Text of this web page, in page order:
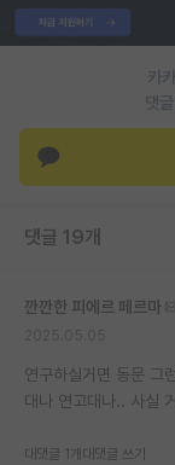
PI 전용 게시판
인문사회 계
특수/전문대학
반도체/AI 게
장학금/장학생
커리어
카
댓
댓글 19개
깐깐한 피에르 페르마
연구하실거면 동문 그
대나 연고대나.. 사실
대댓글 1개 대댓글 쓰기